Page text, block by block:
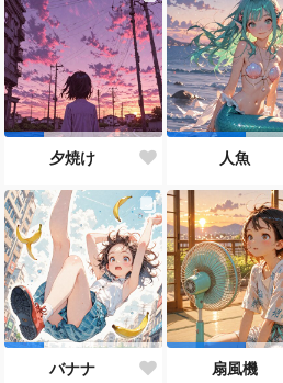
夕焼け 人魚
バナナ 扇風機